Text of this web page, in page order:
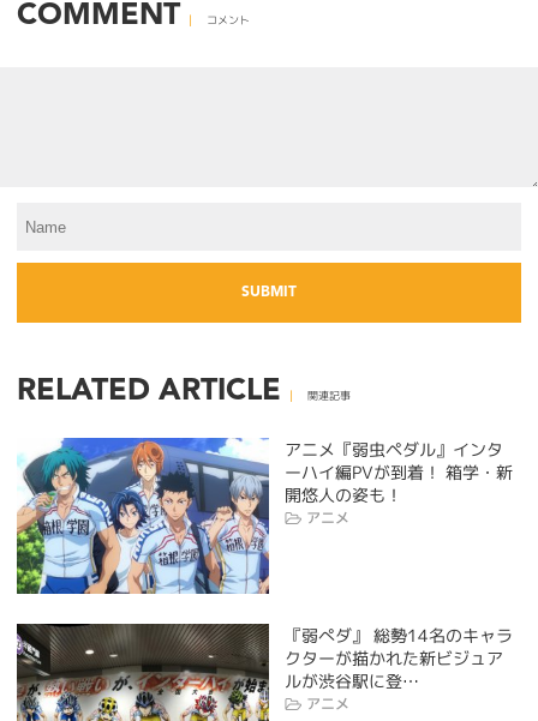
COMMENT コメント
RELATED ARTICLE 関連記事
アニメ『弱虫ペダル』インタ
ーハイ編PVが到着！ 箱学・新
開悠人の姿も！
アニメ
『弱ぺダ』 総勢14名のキャラ
クターが描かれた新ビジュア
ルが渋谷駅に登…
アニメ